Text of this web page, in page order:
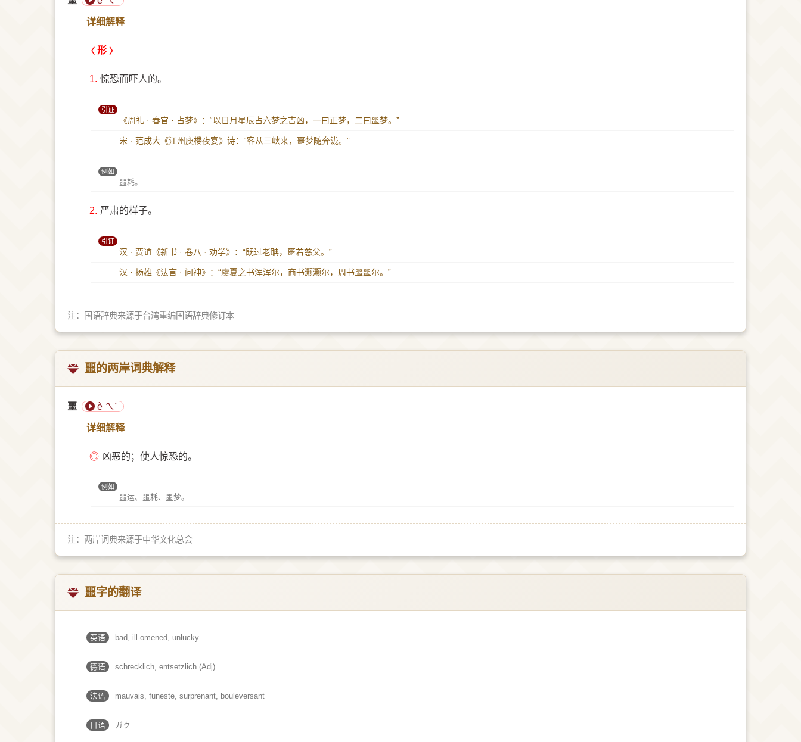
详细解释
形
1. 惊恐而吓人的。
引证
《周礼 · 春官 · 占梦》：“以日月星辰占六梦之吉凶，一曰正梦，二曰噩梦。”
宋 · 范成大《江州庾楼夜宴》诗：“客从三峡来，噩梦随奔泷。”
例如
噩耗。
2. 严肃的样子。
引证
汉 · 贾谊《新书 · 卷八 · 劝学》：“既过老聃，噩若慈父。”
汉 · 扬雄《法言 · 问神》：“虞夏之书浑浑尔，商书灏灏尔，周书噩噩尔。”
注：国语辞典来源于台湾重编国语辞典修订本
噩的两岸词典解释
噩 è ㄟˋ
详细解释
◎ 凶恶的；使人惊恐的。
例如
噩运、噩耗、噩梦。
注：两岸词典来源于中华文化总会
噩字的翻译
英语 bad, ill-omened, unlucky
德语 schrecklich, entsetzlich (Adj)
法语 mauvais, funeste, surprenant, bouleversant
日语 ガク